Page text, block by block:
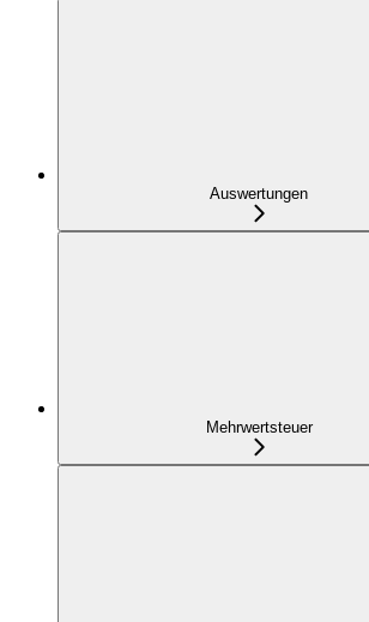
Auswertungen
Mehrwertsteuer